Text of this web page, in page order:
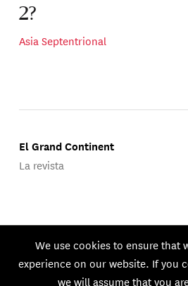
2?
Asia Septentrional
El Grand Continent
La revista
© 2026 GEG. Todos los derechos
We use cookies to ensure that
experience on our website. If you
we will assume that you